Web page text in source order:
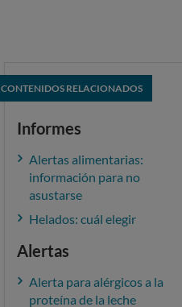
CONTENIDOS RELACIONADOS
Informes
Alertas alimentarias:
información para no
asustarse
Helados: cuál elegir
Alertas
Alerta para alérgicos a la
proteína de la leche